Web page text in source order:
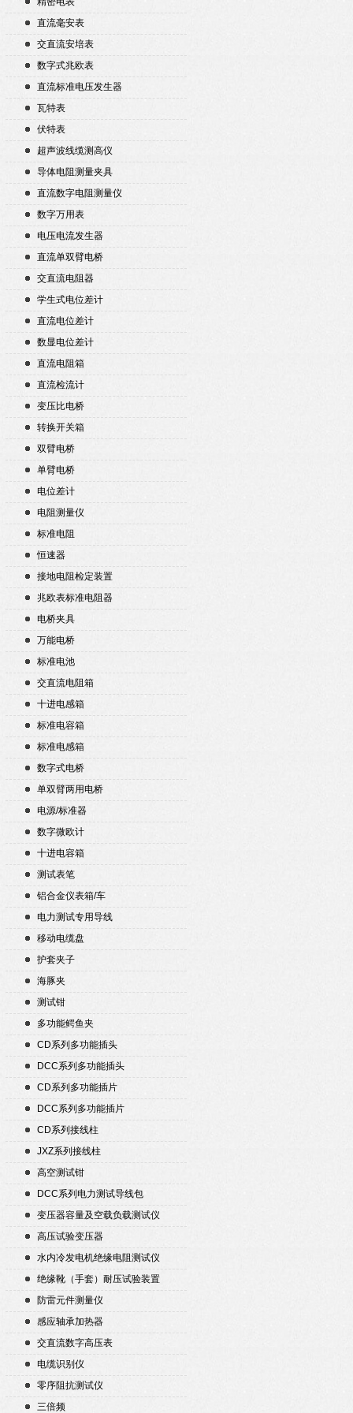
直流毫安表
交直流安培表
数字式兆欧表
直流标准电压发生器
瓦特表
伏特表
超声波线缆测高仪
导体电阻测量夹具
直流数字电阻测量仪
数字万用表
电压电流发生器
直流单双臂电桥
交直流电阻器
学生式电位差计
直流电位差计
数显电位差计
直流电阻箱
直流检流计
变压比电桥
转换开关箱
双臂电桥
单臂电桥
电位差计
电阻测量仪
标准电阻
恒速器
接地电阻检定装置
兆欧表标准电阻器
电桥夹具
万能电桥
标准电池
交直流电阻箱
十进电感箱
标准电容箱
标准电感箱
数字式电桥
单双臂两用电桥
电源/标准器
数字微欧计
十进电容箱
测试表笔
铝合金仪表箱/车
电力测试专用导线
移动电缆盘
护套夹子
海豚夹
测试钳
多功能鳄鱼夹
CD系列多功能插头
DCC系列多功能插头
CD系列多功能插片
DCC系列多功能插片
CD系列接线柱
JXZ系列接线柱
高空测试钳
DCC系列电力测试导线包
变压器容量及空载负载测试仪
高压试验变压器
水内冷发电机绝缘电阻测试仪
绝缘靴（手套）耐压试验装置
防雷元件测量仪
感应轴承加热器
交直流数字高压表
电缆识别仪
零序阻抗测试仪
三倍频